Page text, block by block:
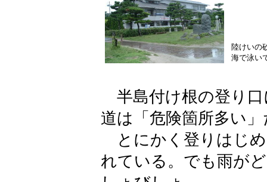
陸けいの
海で泳い
半島付け根の登り口
道は「危険箇所多い
とにかく登りはじ
れている。でも雨が